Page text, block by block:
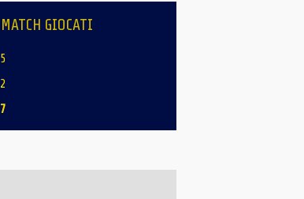
MATCH GIOCATI
5
2
7